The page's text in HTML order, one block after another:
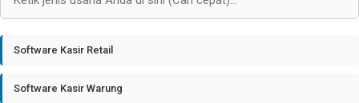
Software Kasir Retail
Software Kasir Warung